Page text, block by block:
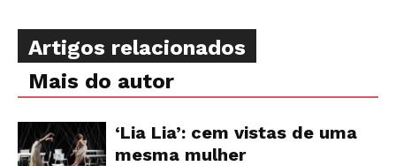
Artigos relacionados
Mais do autor
‘Lia Lia’: cem vistas de uma
mesma mulher